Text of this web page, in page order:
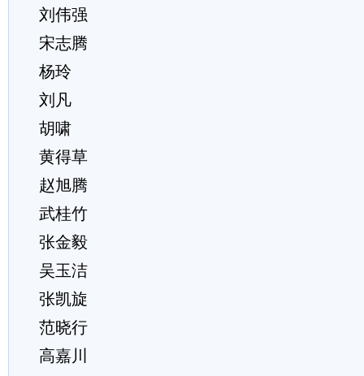
刘伟强
宋志腾
杨玲
刘凡
胡啸
黄得草
赵旭腾
武桂竹
张金毅
吴玉洁
张凯旋
范晓行
高嘉川